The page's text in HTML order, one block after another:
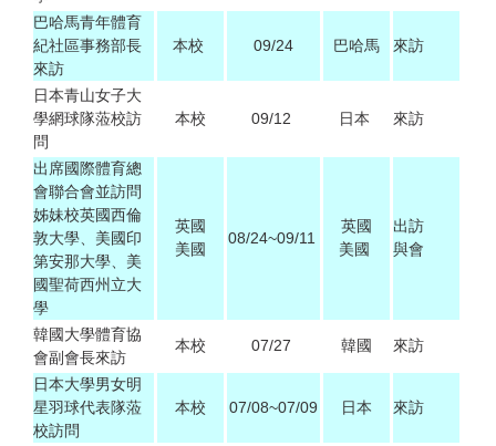
巴哈馬青年體育
紀社區事務部長
來訪
本校 09/24 巴哈馬 來訪
日本青山女子大
學網球隊蒞校訪
問
本校 09/12 日本 來訪
出席國際體育總
會聯合會並訪問
姊妹校英國西倫
敦大學、美國印
第安那大學、美
國聖荷西州立大
學
英國
美國
08/24~09/11
英國
美國
出訪
與會
韓國大學體育協
會副會長來訪
本校 07/27 韓國 來訪
日本大學男女明
星羽球代表隊蒞
校訪問
本校 07/08~07/09 日本 來訪